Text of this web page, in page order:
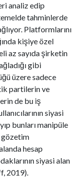
analiz edip
tahminlerde
Platformlarını
kişiye özel
az sayıda şirketin
gibi
üzere sadece
partilerin ve
de bu iş
siyasi
bunları manipüle
gözetim
hesap
siyasi alan
2019).